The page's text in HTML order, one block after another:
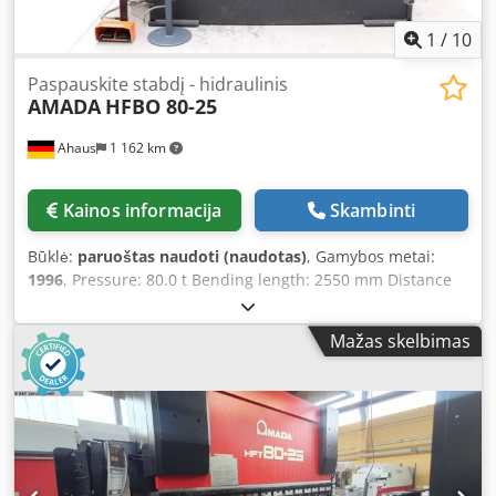
1 / 10
Ahaus 1 162 km
Paspauskite stabdį - hidraulinis
AMADA HFBO 80-25
Kainos informacija Skambinti
Būklė: paruoštas naudoti (naudotas), Gamybos metai:
1996, Pressure: 80.0 t Bending length: 2550 mm Distance
between uprights: 2130 mm Throat depth: 420 mm
Approach speed: 100 mm/sec Working speed: 10.0 mm/sec
Return speed: 80.0 mm/sec Stroke: 200 mm Installation
height: 470 mm Table width: 60.0 mm Table height: 910
mm Operating hours: approx. 37,102 h Total power
requirement: 9.0 kW Machine weight: approx. 5,750 kg
Dimensions (LxWxH): 3,100 x 2,180 x 2,540 mm Good / well-
maintained condition (!!) - In inspected condition - machine
video - ?v=fwdjSiQYq_A Equipment: - CNC electro-hydraulic
Mažas skelbimas